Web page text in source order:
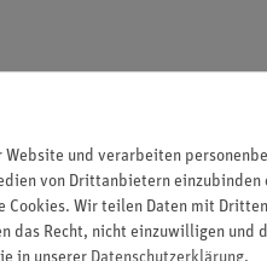
und verarbeiten
von Drittanbietern einzubinden
Wir teilen Daten mit
das Recht, nicht einzuwilligen